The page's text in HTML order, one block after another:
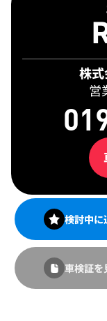
株
営
検討中に
車検証を